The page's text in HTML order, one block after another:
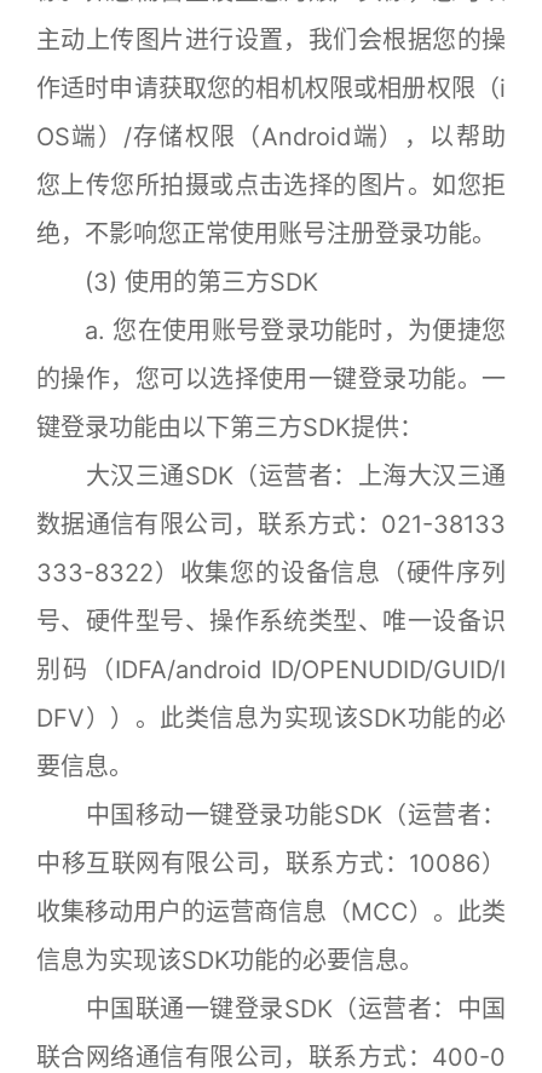
主动上传图片进行设置，我们会根据您的操
作适时申请获取您的相机权限或相册权限（i
OS端）/存储权限（Android端），以帮助
您上传您所拍摄或点击选择的图片。如您拒
绝，不影响您正常使用账号注册登录功能。
(3) 使用的第三方SDK
a. 您在使用账号登录功能时，为便捷您
的操作，您可以选择使用一键登录功能。一
键登录功能由以下第三方SDK提供：
大汉三通SDK（运营者：上海大汉三通
数据通信有限公司，联系方式：021-38133
333-8322）收集您的设备信息（硬件序列
号、硬件型号、操作系统类型、唯一设备识
别码（IDFA/android ID/OPENUDID/GUID/I
DFV））。此类信息为实现该SDK功能的必
要信息。
中国移动一键登录功能SDK（运营者：
中移互联网有限公司，联系方式：10086）
收集移动用户的运营商信息（MCC）。此类
信息为实现该SDK功能的必要信息。
中国联通一键登录SDK（运营者：中国
联合网络通信有限公司，联系方式：400-0